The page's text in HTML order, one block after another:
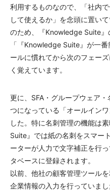
利用するものなので、「社内
して使えるか」を念頭に置い
のため、『Knowledge Suite』
「『Knowledge Suite』が一
ールに慣れてから次のフェー
く覚えています。
更に、SFA・グループウェア
つになっている「オールイン
した。特に名刺管理の機能は
Suite』では紙の名刺をスマー
ーターが人力で文字補正を行
タベースに登録されます。
以前、他社の顧客管理ツール
企業情報の入力を行っていま